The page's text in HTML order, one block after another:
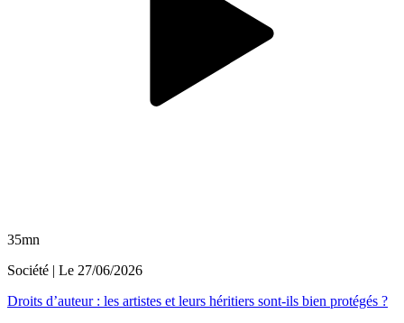
35mn
Société | Le 27/06/2026
Droits d’auteur : les artistes et leurs héritiers sont-ils bien protégés ?